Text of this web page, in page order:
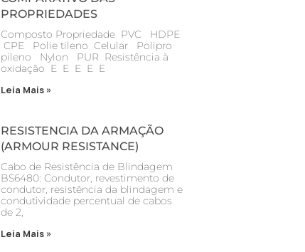
PROPRIEDADES
Composto Propriedade PVC HDPE
CPE Polie tileno Celular Polipro
pileno Nylon PUR Resistência à
oxidação E E E E E
Leia Mais »
RESISTENCIA DA ARMAÇÃO
(ARMOUR RESISTANCE)
Cabo de Resistência de Blindagem
BS6480: Condutor, revestimento de
condutor, resistência da blindagem e
condutividade percentual de cabos
de 2,
Leia Mais »